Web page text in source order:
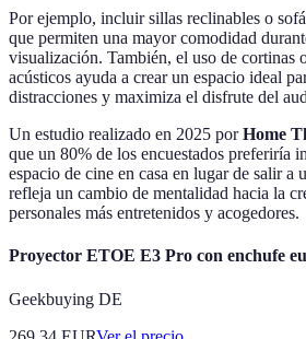
Por ejemplo, incluir sillas reclinables o
que permiten una mayor comodidad
visualización. También, el uso de cortinas
acústicos ayuda a crear un espacio ideal
distracciones y maximiza el disfrute del
Un estudio realizado en 2025 porHome
que un 80% de los encuestados preferiría
espacio de cine en casa en lugar de salir a
refleja un cambio de mentalidad hacia la
personales más entretenidos y acogedores.
Proyector ETOE E3 Pro con enchufe
Geekbuying DE